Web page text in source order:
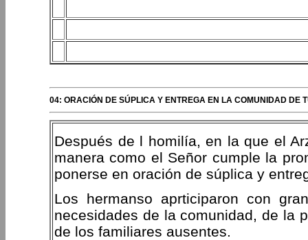
04: ORACIÓN DE SÚPLICA Y ENTREGA EN LA COMUNIDAD DE
Después de l homilía, en la que el
manera como el Señor cumple la
ponerse en oración de súplica y
Los hermanso aprticiparon con
necesidades de la comunidad, de la
de los familiares ausentes.